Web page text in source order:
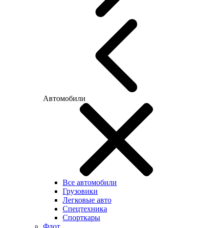
Автомобили
Все автомобили
Грузовики
Легковые авто
Спецтехника
Спорткары
Флот